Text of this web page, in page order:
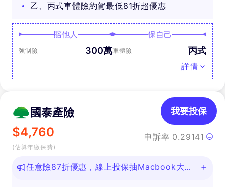
乙、丙式車體險約駕最低81折超優惠
賠他人
強制險 300萬
保自己
車體險 丙式
詳情
國泰產險
$4,760
(估算年繳保費)
申訴率 0.29141
我要投保
任意險87折優惠，線上投保抽Macbook大